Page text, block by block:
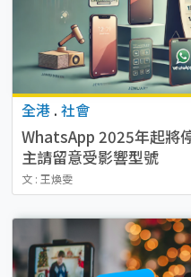
全港 . 社會
WhatsApp 2025年起將
主請留意受影響型號
文 : 王煥雯